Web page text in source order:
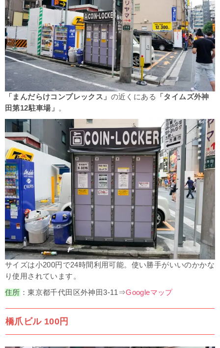
「まんだらけコンプレックス」 の近くにある
「タイムズ外神
田第12駐車場」 。
サイズは小200円で24時間利用可能。使い勝手がいいのかかな
り使用されています。
住所 ：東京都千代田区外神田3-11 ⇒Googleマップ
橋爪ビル 100円